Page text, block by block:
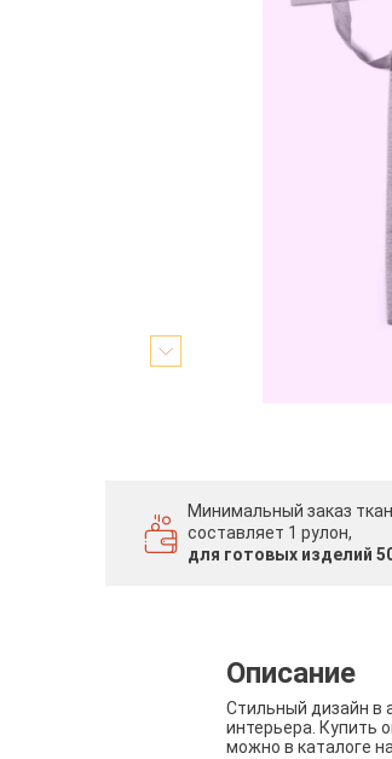
Минимальный заказ
составляет 1 рулон,
для готовых изделий
Описание
Стильный дизайн в
интерьера. Купить
можно в каталоге